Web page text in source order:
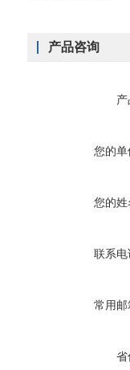
产品咨询
您的单
您的姓
联系电
常用邮
省